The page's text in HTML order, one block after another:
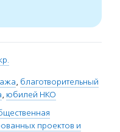
, благотворительный
, юбилей НКО
проектов и